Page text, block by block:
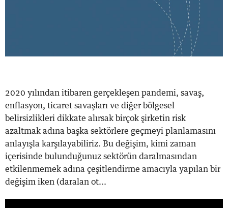
2020 yılından itibaren gerçekleşen pandemi, savaş,
enflasyon, ticaret savaşları ve diğer bölgesel
belirsizlikleri dikkate alırsak birçok şirketin risk
azaltmak adına başka sektörlere geçmeyi planlamasını
anlayışla karşılayabiliriz. Bu değişim, kimi zaman
içerisinde bulunduğunuz sektörün daralmasından
etkilenmemek adına çeşitlendirme amacıyla yapılan bir
değişim iken (daralan ot...